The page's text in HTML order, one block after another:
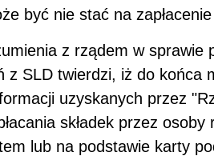
być nie stać na zapłacenie
z rządem w sprawie
z SLD twierdzi, iż do końca
uzyskanych przez
składek przez osoby
lub na podstawie karty